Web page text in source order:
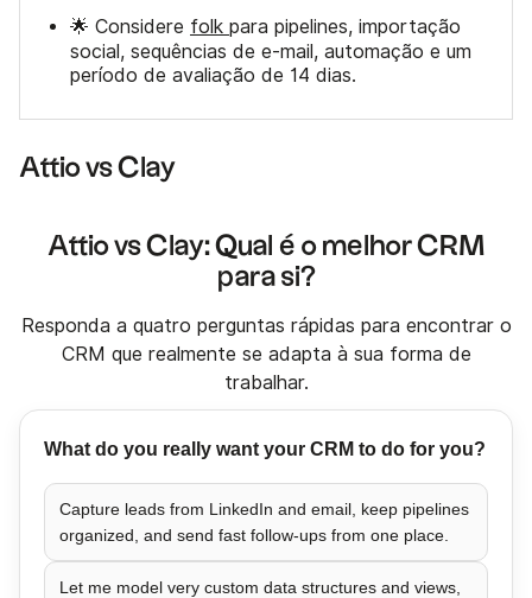
🌟 Considere folk para pipelines, importação
social, sequências de e-mail, automação e um
período de avaliação de 14 dias.
Attio vs Clay
Attio vs Clay: Qual é o melhor CRM
para si?
Responda a quatro perguntas rápidas para encontrar o
CRM que realmente se adapta à sua forma de
trabalhar.
What do you really want your CRM to do for you?
Capture leads from LinkedIn and email, keep pipelines
organized, and send fast follow-ups from one place.
Let me model very custom data structures and views,